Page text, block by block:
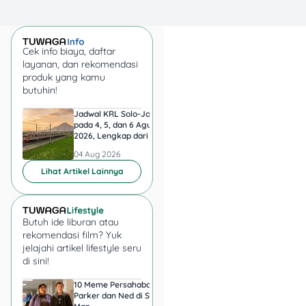
adem dan cozy banget.
Festival & Event Besar
yang Nggak Boleh
Ketinggalan
5.Jakarta Fair
Kemayoran 2025
📍 JIExpo Kemayoran
📅 19 Juni–13 Juli 2025
Cek info biaya, daftar
layanan, dan rekomendasi
produk yang kamu
butuhin!
Jadwal KRL Solo-Jogja
pada 4, 5, dan 6 Agustus
2026, Lengkap dari Palur
04 Aug 2026
Lihat Artikel Lainnya
Butuh ide liburan atau
rekomendasi film? Yuk
jelajahi artikel lifestyle seru
di sini!
10 Meme Persahabatan
Parker dan Ned di Spider-